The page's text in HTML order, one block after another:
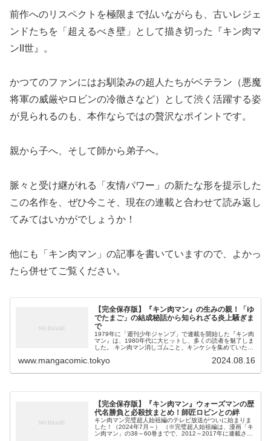
前作へのリスペクトを極限まで払いながらも、古いレジェ
ンドたちを「超えるべき壁」として描き切った『キン肉マ
ンII世』。
かつてのファンにはお馴染みの超人たちがベテラン（悪魔
将軍の威厳やロビンの冷徹さなど）として渋く活躍する姿
が見られるのも、本作ならではの贅沢なポイントです。
親から子へ、そして師から弟子へ。
脈々と受け継がれる「友情パワー」の新たな形を提示した
この名作を、ぜひ今こそ、現在の連載と合わせて読み返し
てみてはいかがでしょうか！
他にも「キン肉マン」の記事を書いていますので、よかっ
たら併せてご覧ください。
【完全保存版】『キン肉マン』の生みの親！「ゆ
でたまご」の結成秘話から知られざる炎上騒ぎま
で
1979年に「週刊少年ジャンプ」で連載を開始した『キン肉
マン』は、1980年代に大ヒットし、多くの読者を魅了しま
した。 キン肉マン消しゴムこと、キンケシを集めていた過
年以上の長きにわた...
www.mangacomic.tokyo 2024.08.16
【完全保存版】『キン肉マン』ウォーズマンの歴
代名勝負と必殺技まとめ！師匠ロビンとの絆
キン肉マン完璧超人始祖編のテレビ放送がついに始まりま
した！（2024年7月～） （※完璧超人始祖編は、漫画「キ
ン肉マン」の38～60巻までで、2012～2017年に連載され